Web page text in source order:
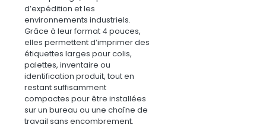
d’expédition et les
environnements industriels.
Grâce à leur format 4 pouces,
elles permettent d’imprimer des
étiquettes larges pour colis,
palettes, inventaire ou
identification produit, tout en
restant suffisamment
compactes pour être installées
sur un bureau ou une chaîne de
travail sans encombrement.